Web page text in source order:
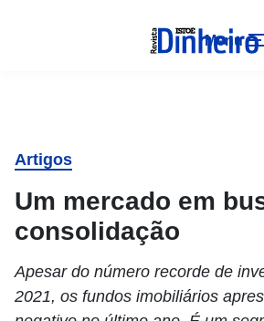
Menu
Artigos
Um mercado em
consolidação
Apesar do número recorde de
2021, os fundos imobiliários